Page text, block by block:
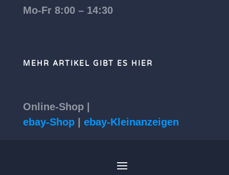
Mo-Fr 8:00 – 14:30
MEHR ARTIKEL GIBT ES HIER
Online-Shop |
ebay-Shop| ebay-Kleinanzeigen